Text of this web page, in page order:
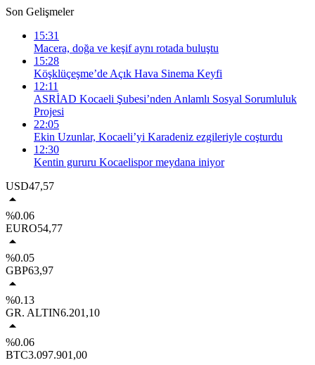
Son Gelişmeler
15:31
Macera, doğa ve keşif aynı rotada buluştu
15:28
Köşklüçeşme’de Açık Hava Sinema Keyfi
12:11
ASRİAD Kocaeli Şubesi’nden Anlamlı Sosyal Sorumluluk
Projesi
22:05
Ekin Uzunlar, Kocaeli’yi Karadeniz ezgileriyle coşturdu
12:30
Kentin gururu Kocaelispor meydana iniyor
USD47,57
%0.06
EURO54,77
%0.05
GBP63,97
%0.13
GR. ALTIN6.201,10
%0.06
BTC3.097.901,00